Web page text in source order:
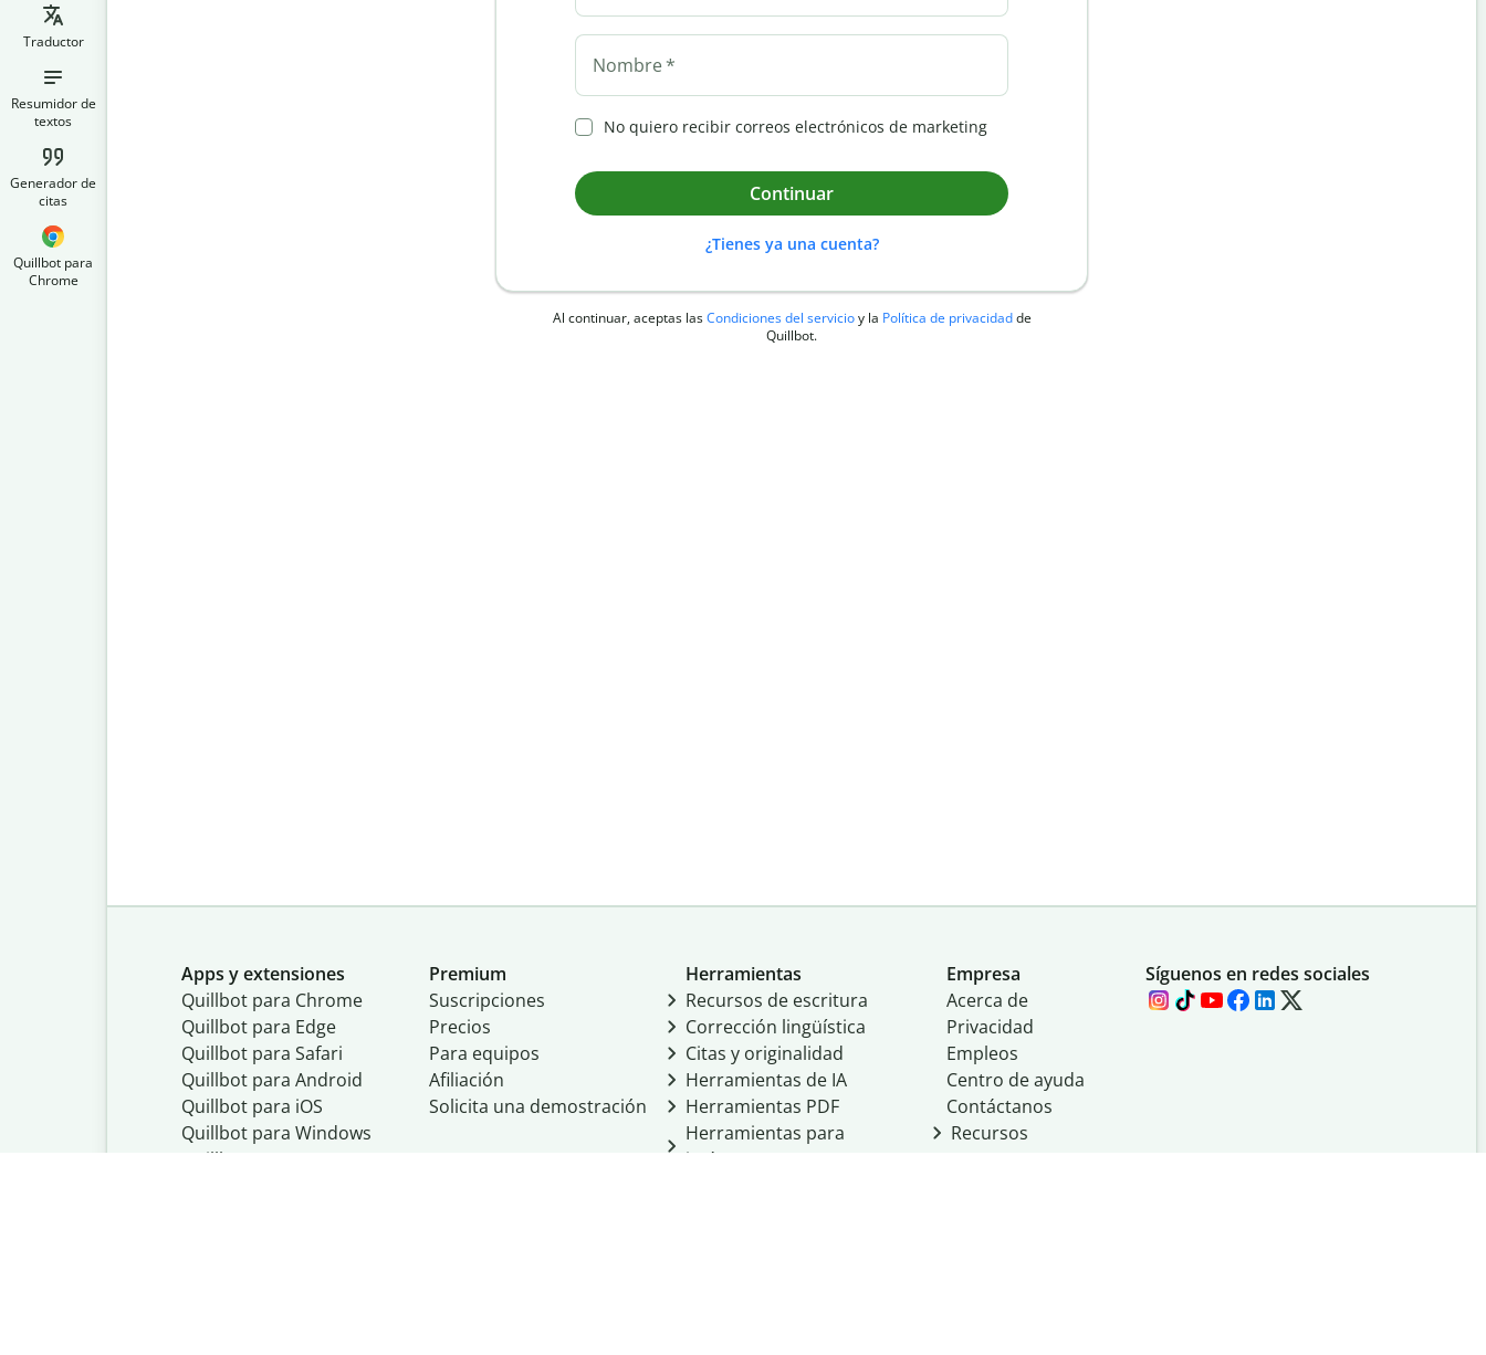
Traductor
Resumidor de
textos
Generador de
citas
Quillbot para
Chrome
Nombre*
No quiero recibir correos electrónicos de marketing
Continuar
¿Tienes ya una cuenta?
Al continuar, aceptas lasCondiciones del servicioy la Política de privacidadde
Quillbot.
Apps y extensiones
Quillbot para Chrome
Quillbot para Edge
Quillbot para Safari
Quillbot para Android
Quillbot para iOS
Quillbot para Windows
Quillbot para macOS
Premium
Suscripciones
Precios
Para equipos
Afiliación
Solicita una demostración
Herramientas
Recursos de escritura
Corrección lingüística
Citas y originalidad
Herramientas de IA
Herramientas PDF
Herramientas para
imágenes
Empresa
Acerca de
Privacidad
Empleos
Centro de ayuda
Contáctanos
Recursos
Síguenos en redes sociales